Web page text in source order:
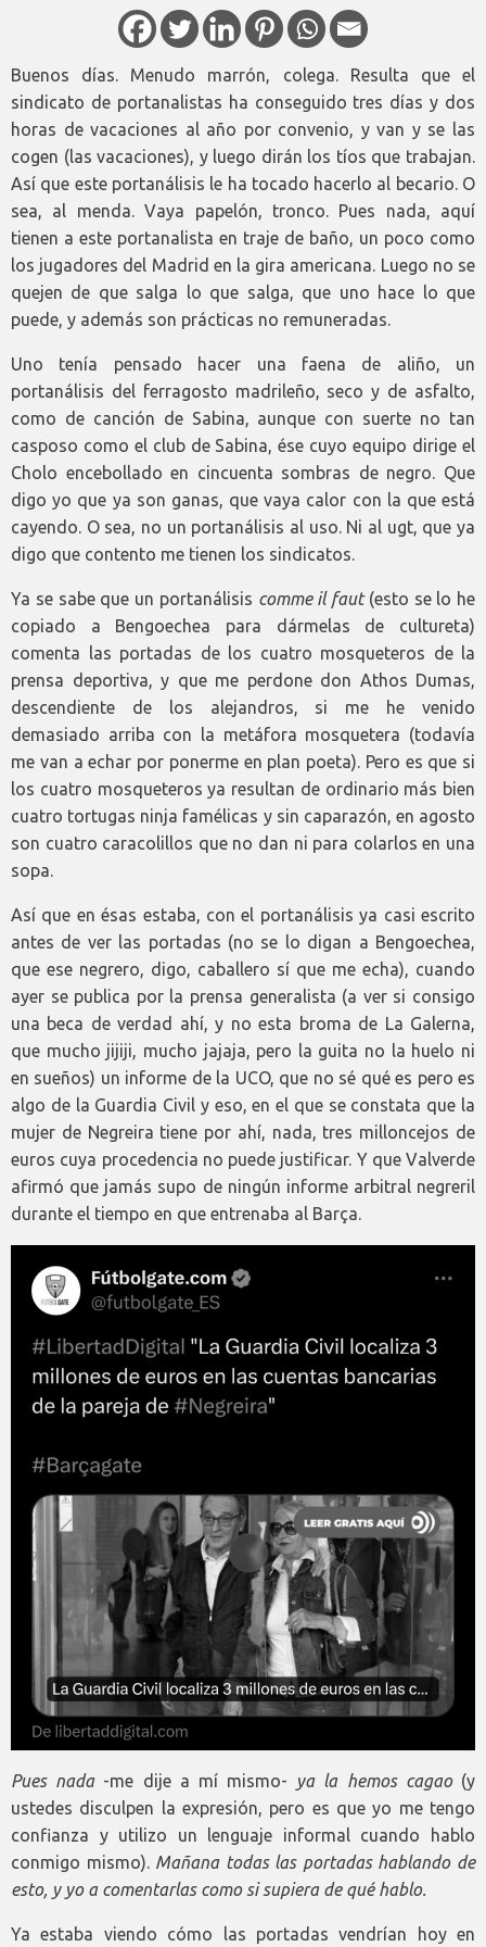
Buenos días. Menudo marrón, colega. Resulta que el
sindicato de portanalistas ha conseguido tres días y dos
horas de vacaciones al año por convenio, y van y se las
cogen (las vacaciones), y luego dirán los tíos que trabajan.
Así que este portanálisis le ha tocado hacerlo al becario. O
sea, al menda. Vaya papelón, tronco. Pues nada, aquí
tienen a este portanalista en traje de baño, un poco como
los jugadores del Madrid en la gira americana. Luego no se
quejen de que salga lo que salga, que uno hace lo que
puede, y además son prácticas no remuneradas.
Uno tenía pensado hacer una faena de aliño, un
portanálisis del ferragosto madrileño, seco y de asfalto,
como de canción de Sabina, aunque con suerte no tan
casposo como el club de Sabina, ése cuyo equipo dirige el
Cholo encebollado en cincuenta sombras de negro. Que
digo yo que ya son ganas, que vaya calor con la que está
cayendo. O sea, no un portanálisis al uso. Ni al ugt, que ya
digo que contento me tienen los sindicatos.
Ya se sabe que un portanálisis comme il faut (esto se lo he
copiado a Bengoechea para dármelas de cultureta)
comenta las portadas de los cuatro mosqueteros de la
prensa deportiva, y que me perdone don Athos Dumas,
descendiente de los alejandros, si me he venido
demasiado arriba con la metáfora mosquetera (todavía
me van a echar por ponerme en plan poeta). Pero es que si
los cuatro mosqueteros ya resultan de ordinario más bien
cuatro tortugas ninja famélicas y sin caparazón, en agosto
son cuatro caracolillos que no dan ni para colarlos en una
sopa.
Así que en ésas estaba, con el portanálisis ya casi escrito
antes de ver las portadas (no se lo digan a Bengoechea,
que ese negrero, digo, caballero sí que me echa), cuando
ayer se publica por la prensa generalista (a ver si consigo
una beca de verdad ahí, y no esta broma de La Galerna,
que mucho jijiji, mucho jajaja, pero la guita no la huelo ni
en sueños) un informe de la UCO, que no sé qué es pero es
algo de la Guardia Civil y eso, en el que se constata que la
mujer de Negreira tiene por ahí, nada, tres milloncejos de
euros cuya procedencia no puede justificar. Y que Valverde
afirmó que jamás supo de ningún informe arbitral negreril
durante el tiempo en que entrenaba al Barça.
Pues nada-me dije a mí mismo- ya la hemos cagao (y
ustedes disculpen la expresión, pero es que yo me tengo
confianza y utilizo un lenguaje informal cuando hablo
conmigo mismo). Mañana todas las portadas hablando de
esto, y yo a comentarlas como si supiera de qué hablo.
Ya estaba viendo cómo las portadas vendrían hoy en